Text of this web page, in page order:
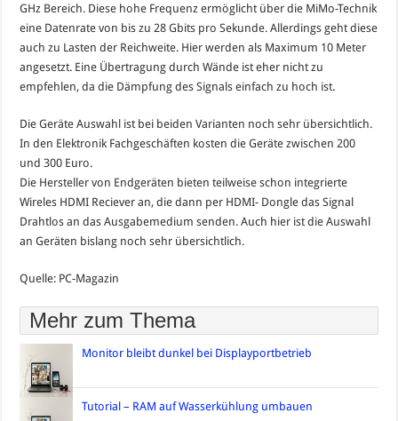
GHz Bereich. Diese hohe Frequenz ermöglicht über die MiMo-Technik
eine Datenrate von bis zu 28 Gbits pro Sekunde. Allerdings geht diese
auch zu Lasten der Reichweite. Hier werden als Maximum 10 Meter
angesetzt. Eine Übertragung durch Wände ist eher nicht zu
empfehlen, da die Dämpfung des Signals einfach zu hoch ist.
Die Geräte Auswahl ist bei beiden Varianten noch sehr übersichtlich.
In den Elektronik Fachgeschäften kosten die Geräte zwischen 200
und 300 Euro.
Die Hersteller von Endgeräten bieten teilweise schon integrierte
Wireles HDMI Reciever an, die dann per HDMI- Dongle das Signal
Drahtlos an das Ausgabemedium senden. Auch hier ist die Auswahl
an Geräten bislang noch sehr übersichtlich.
Quelle: PC-Magazin
Mehr zum Thema
Monitor bleibt dunkel bei Displayportbetrieb
Tutorial – RAM auf Wasserkühlung umbauen